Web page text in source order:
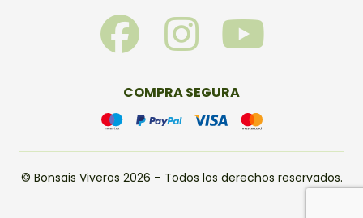
F
a
c
e
b
I
n
s
t
a
Y
o
u
t
u
COMPRA SEGURA
© Bonsais Viveros 2026 – Todos los derechos reservados.